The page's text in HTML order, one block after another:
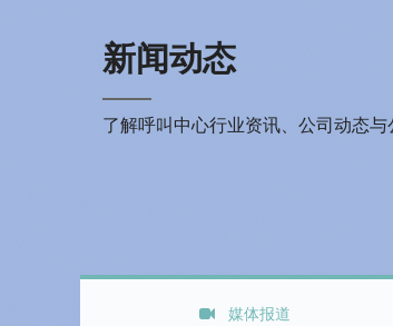
新闻动态
了解呼叫中心行业资讯、公司动态与
媒体报道